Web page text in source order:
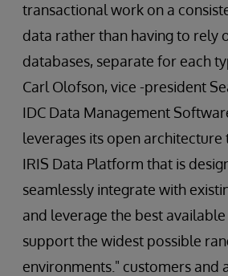
transactional work on a
data rather than having to rely
databases, separate for each
Carl Olofson, vice -president
IDC Data Management
leverages its open architecture
IRIS Data Platform that is
seamlessly integrate with
and leverage the best
support the widest possible
environments." customers and